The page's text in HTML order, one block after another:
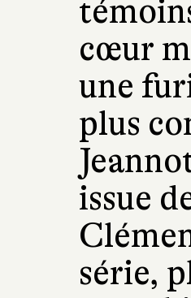
cœur
une
plus
issue
série,